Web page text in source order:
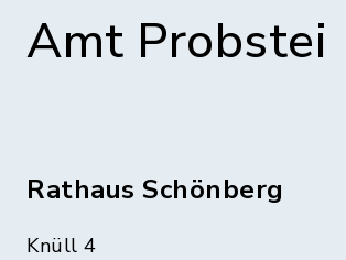
Amt Probstei
Rathaus Schönberg
Knüll 4